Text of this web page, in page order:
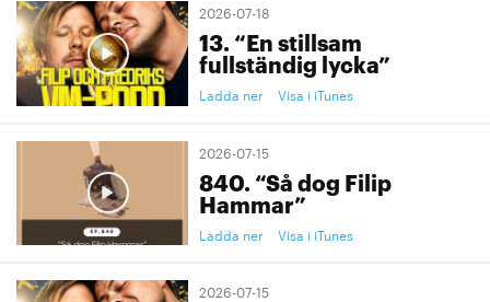
2026-07-18
13. “En stillsam
fullständig lycka”
Ladda ner Visa i iTunes
2026-07-15
840. “Så dog Filip
Hammar”
Ladda ner Visa i iTunes
2026-07-15